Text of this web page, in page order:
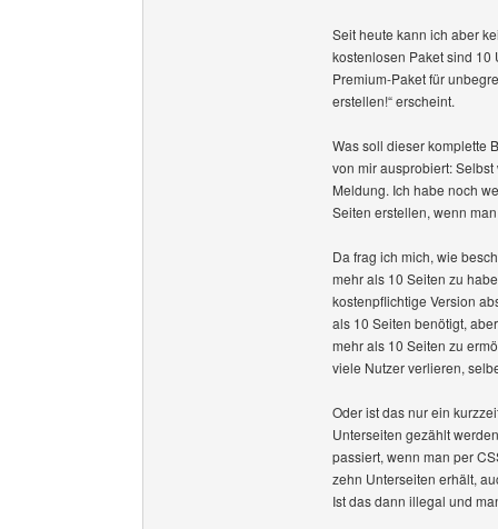
Seit heute kann ich aber
kostenlosen Paket sind 10
Premium-Paket für
erstellen!“ erscheint.
Was soll dieser komplette
von mir ausprobiert:
Meldung. Ich habe noch
Seiten erstellen, wenn
Da frag ich mich, wie
mehr als 10 Seiten zu
kostenpflichtige Version
als 10 Seiten benötigt,
mehr als 10 Seiten zu
viele Nutzer verlieren,
Oder ist das nur ein
Unterseiten gezählt
passiert, wenn man per
zehn Unterseiten erhält,
Ist das dann illegal und